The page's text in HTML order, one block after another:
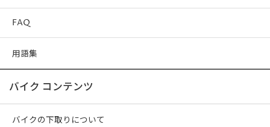
FAQ
用語集
バイク コンテンツ
バイクの下取りについて